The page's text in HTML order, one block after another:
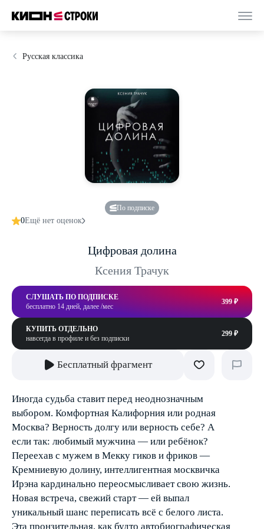
Русская классика
По подписке
0Ещё нет оценок
Цифровая долина
Ксения Трачук
СЛУШАТЬ ПО ПОДПИСКЕ
бесплатно 14 дней, далее /мес
399 ₽
КУПИТЬ ОТДЕЛЬНО
навсегда в профиле и без подписки
299 ₽
Бесплатный фрагмент
Иногда судьба ставит перед неоднозначным
выбором. Комфортная Калифорния или родная
Москва? Верность долгу или верность себе? А
если так: любимый мужчина — или ребёнок?
Переехав с мужем в Мекку гиков и фриков —
Кремниевую долину, интеллигентная москвичка
Ирэна кардинально переосмысливает свою жизнь.
Новая встреча, свежий старт — ей выпал
уникальный шанс переписать всё с белого листа.
Эта пронзительная, как будто автобиографическая